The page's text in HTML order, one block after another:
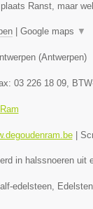
Ranst, maar
| Google maps ▼
(Antwerpen)
03 226 18 09,
|
in halssnoeren uit
edelsteen,